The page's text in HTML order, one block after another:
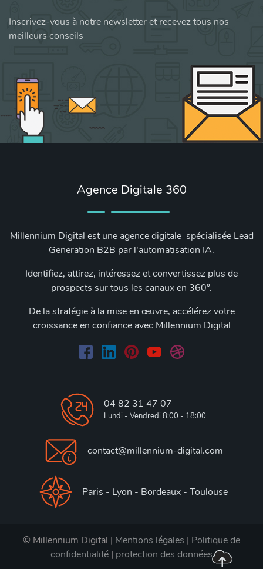
Inscrivez-vous à notre newsletter et recevez tous nos
meilleurs conseils
Agence Digitale 360
Millennium Digital est une agence digitale spécialisée Lead
Generation B2B par l'automatisation IA.
Identifiez, attirez, intéressez et convertissez plus de
prospects sur tous les canaux en 360°.
De la stratégie à la mise en œuvre, accélérez votre
croissance en confiance avec Millennium Digital
04 82 31 47 07
Lundi - Vendredi 8:00 - 18:00
contact@millennium-digital.com
Paris - Lyon - Bordeaux - Toulouse
© Millennium Digital | Mentions légales | Politique de
confidentialité | protection des données